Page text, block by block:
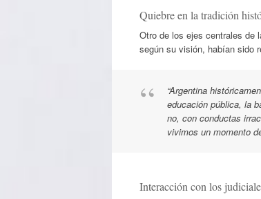
Quiebre en la tradición
Otro de los ejes centrales de
según su visión, habían sido
“Argentina
educación pública, la
no, con conductas
vivimos un momento
Interacción con los